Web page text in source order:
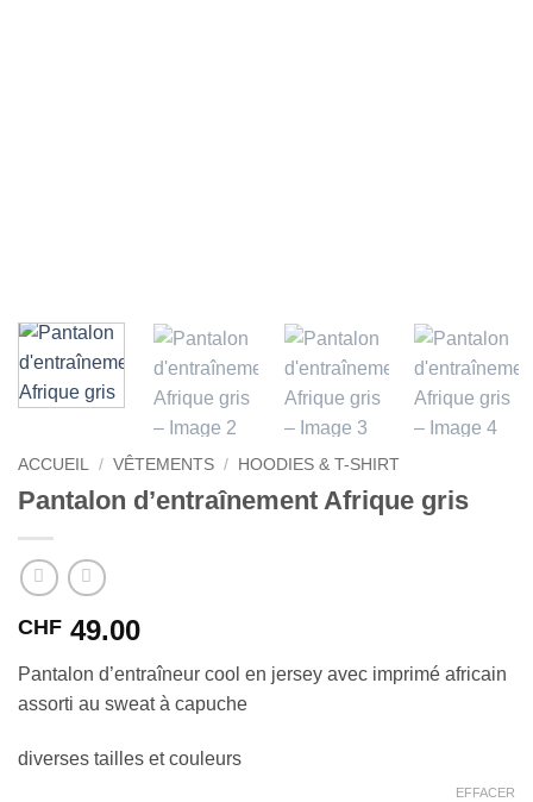
ACCUEIL / VÊTEMENTS / HOODIES & T-SHIRT
Pantalon d’entraînement Afrique gris
CHF 49.00
Pantalon d’entraîneur cool en jersey avec imprimé africain
assorti au sweat à capuche
diverses tailles et couleurs
EFFACER